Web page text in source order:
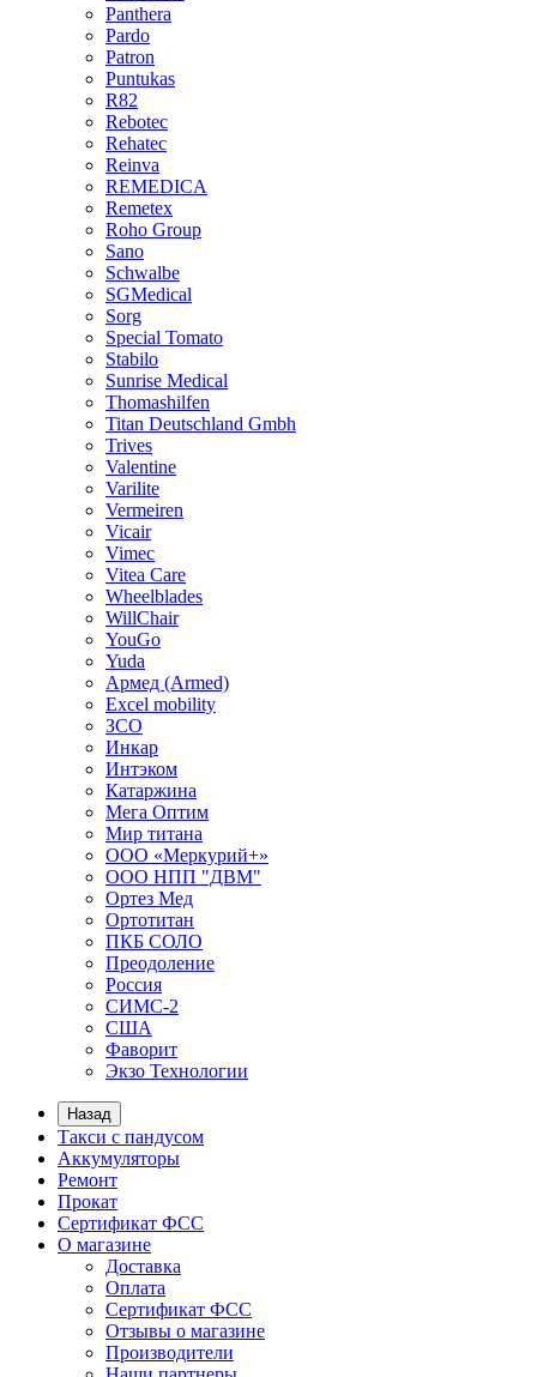
Panthera
Pardo
Patron
Puntukas
R82
Rebotec
Rehatec
Reinva
REMEDICA
Remetex
Roho Group
Sano
Schwalbe
SGMedical
Sorg
Special Tomato
Stabilo
Sunrise Medical
Thomashilfen
Titan Deutschland Gmbh
Trives
Valentine
Varilite
Vermeiren
Vicair
Vimec
Vitea Care
Wheelblades
WillChair
YouGo
Yuda
Армед (Armed)
Еxcel mobility
ЗСО
Инкар
Интэком
Катаржина
Мега Оптим
Мир титана
ООО «Меркурий+»
ООО НПП "ДВМ"
Ортез Мед
Ортотитан
ПКБ СОЛО
Преодоление
Россия
СИМС-2
США
Фаворит
Экзо Технологии
Назад
Такси с пандусом
Аккумуляторы
Ремонт
Прокат
Сертификат ФСС
О магазине
Доставка
Оплата
Сертификат ФСС
Отзывы о магазине
Производители